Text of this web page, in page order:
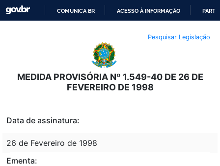
O
CONTEÚDO
COMUNICA BR ACESSO À INFORMAÇÃO
Pesquisar Legislação
MEDIDA PROVISÓRIA Nº 1.549-40 DE 26 DE
FEVEREIRO DE 1998
Data de assinatura:
26 de Fevereiro de 1998
Ementa: